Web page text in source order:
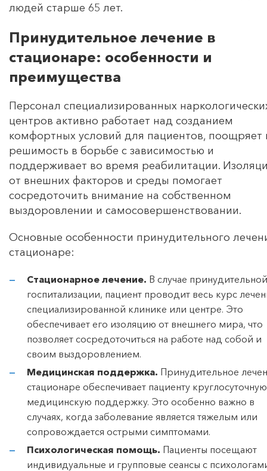
людей старше 65 лет.
Принудительное лечение в
стационаре: особенности и
преимущества
Персонал специализированных
центров активно работает над созданием
комфортных условий для пациентов, поощряет
решимость в борьбе с зависимостью и
поддерживает во время реабилитации.
от внешних факторов и среды помогает
сосредоточить внимание на собственном
выздоровлении и самосовершенствовании.
Основные особенности принудительного
стационаре:
Стационарное лечение. В случае принудительной
госпитализации, пациент проводит весь курс
специализированной клинике или центре. Это
обеспечивает его изоляцию от внешнего мира, что
позволяет сосредоточиться на работе над собой и
своим выздоровлением.
Медицинская поддержка. Принудительное
стационаре обеспечивает пациенту круглосуточную
медицинскую поддержку. Это особенно важно в
случаях, когда заболевание является тяжелым или
сопровождается острыми симптомами.
Психологическая помощь. Пациенты посещают
индивидуальные и групповые сеансы с